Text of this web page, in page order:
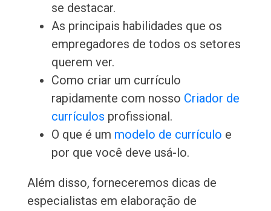
se destacar.
As principais habilidades que os
empregadores de todos os setores
querem ver.
Como criar um currículo
rapidamente com nosso Criador de
currículos profissional.
O que é um modelo de currículo e
por que você deve usá-lo.
Além disso, forneceremos dicas de
especialistas em elaboração de